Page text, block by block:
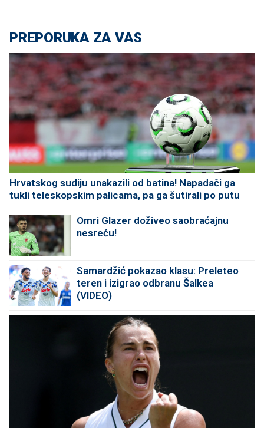
PREPORUKA ZA VAS
Hrvatskog sudiju unakazili od batina! Napadači ga
tukli teleskopskim palicama, pa ga šutirali po putu
Omri Glazer doživeo saobraćajnu
nesreću!
Samardžić pokazao klasu: Preleteo
teren i izigrao odbranu Šalkea
(VIDEO)